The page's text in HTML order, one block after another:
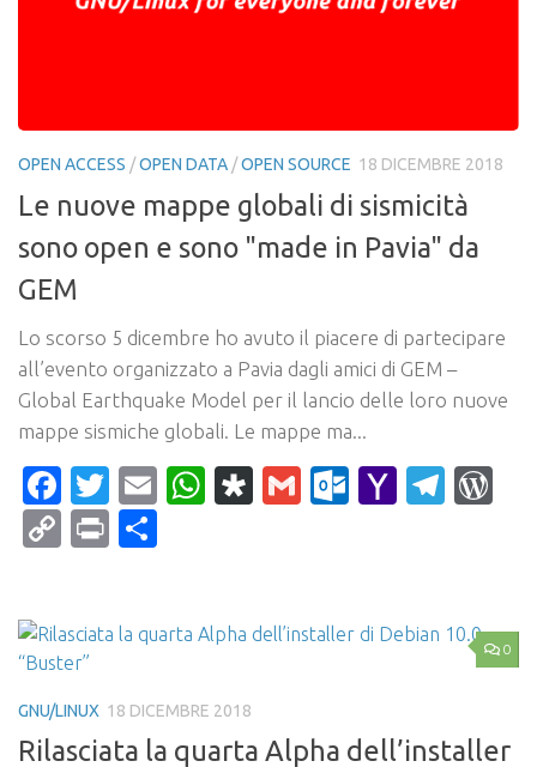
OPEN ACCESS /OPEN DATA /OPEN SOURCE 18 DICEMBRE 2018
Le nuove mappe globali di sismicità
sono open e sono "made in Pavia" da
GEM
Lo scorso 5 dicembre ho avuto il piacere di partecipare
all’evento organizzato a Pavia dagli amici di GEM –
Global Earthquake Model per il lancio delle loro nuove
mappe sismiche globali. Le mappe ma...
Facebook
Twitter
EmailWhatsApp
Diaspora
Gmail Yahoo
CopyPrint
0
GNU/LINUX 18 DICEMBRE 2018
Rilasciata la quarta Alpha dell’installer